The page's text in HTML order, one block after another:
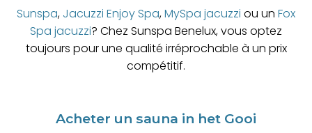
Sunspa, Jacuzzi Enjoy Spa,MySpa jacuzzi ou un Fox
Spa jacuzzi? Chez Sunspa Benelux, vous optez
toujours pour une qualité irréprochable à un prix
compétitif.
Acheter un sauna in het Gooi